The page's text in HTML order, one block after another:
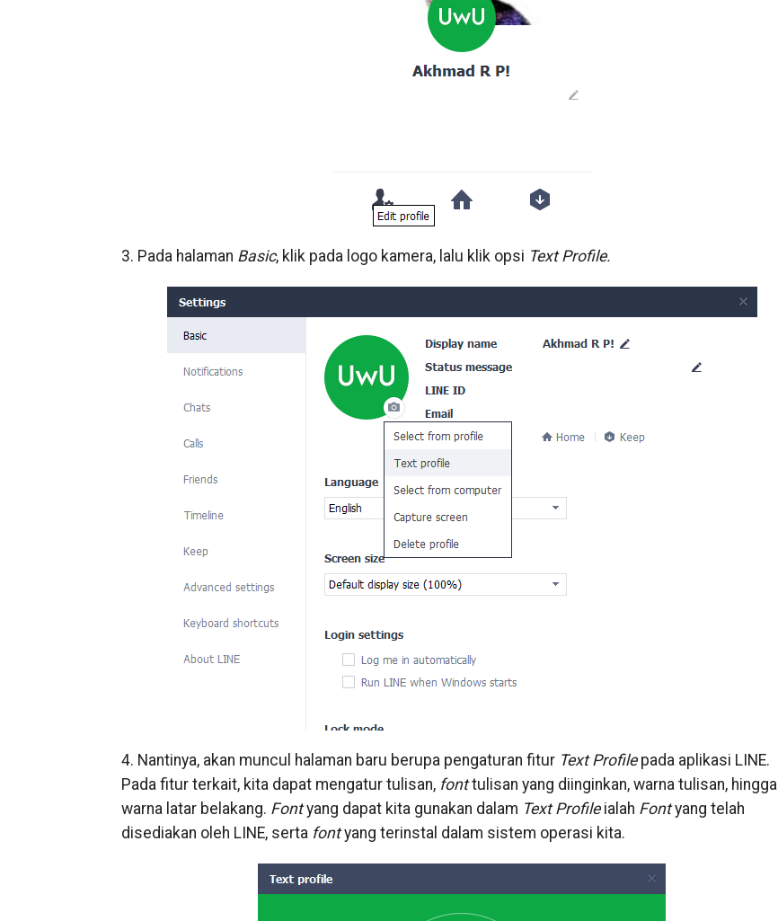
3. Pada halaman Basic, klik pada logo kamera, lalu klik opsi Text Profile.
4. Nantinya, akan muncul halaman baru berupa pengaturan fitur Text Profilepada aplikasi LINE.
Pada fitur terkait, kita dapat mengatur tulisan, fonttulisan yang diinginkan, warna tulisan, hingga
warna latar belakang. Fontyang dapat kita gunakan dalam Text Profileialah Fontyang telah
disediakan oleh LINE, serta fontyang terinstal dalam sistem operasi kita.